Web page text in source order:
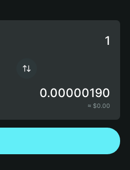
0.00000190
≈ $0.00